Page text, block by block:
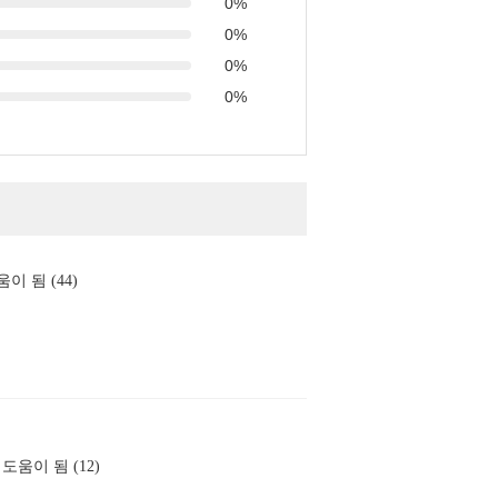
0%
0%
0%
이 됨 (44)
도움이 됨 (12)